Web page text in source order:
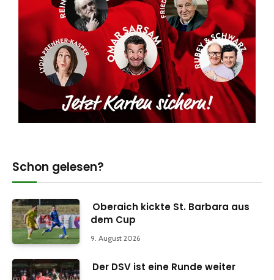
Schon gelesen?
Oberaich kickte St. Barbara aus
dem Cup
9. August 2026
Der DSV ist eine Runde weiter